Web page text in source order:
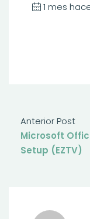
1 mes
Anterior Post
Microsoft
Setup (EZTV)